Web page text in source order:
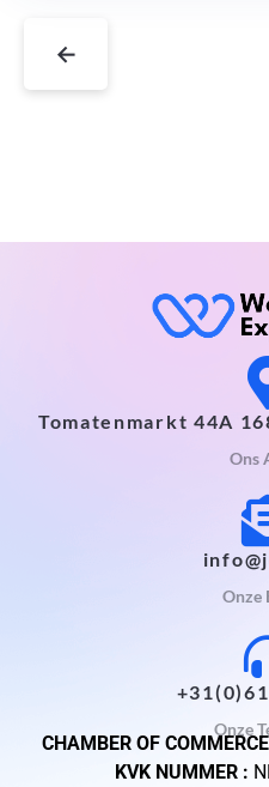
←
Tomatenmarkt 44A
Ons
Onze
Onze
CHAMBER OF
KVK NUMMER :